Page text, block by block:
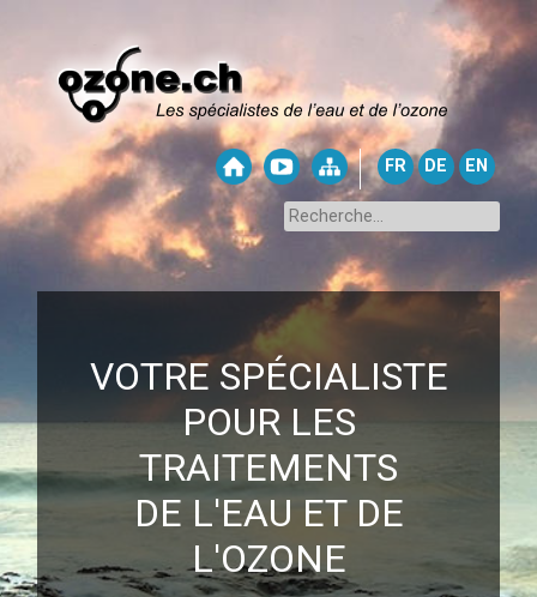
FR DE EN
VOTRE SPÉCIALISTE
POUR LES
TRAITEMENTS
DE L'EAU ET DE
L'OZONE